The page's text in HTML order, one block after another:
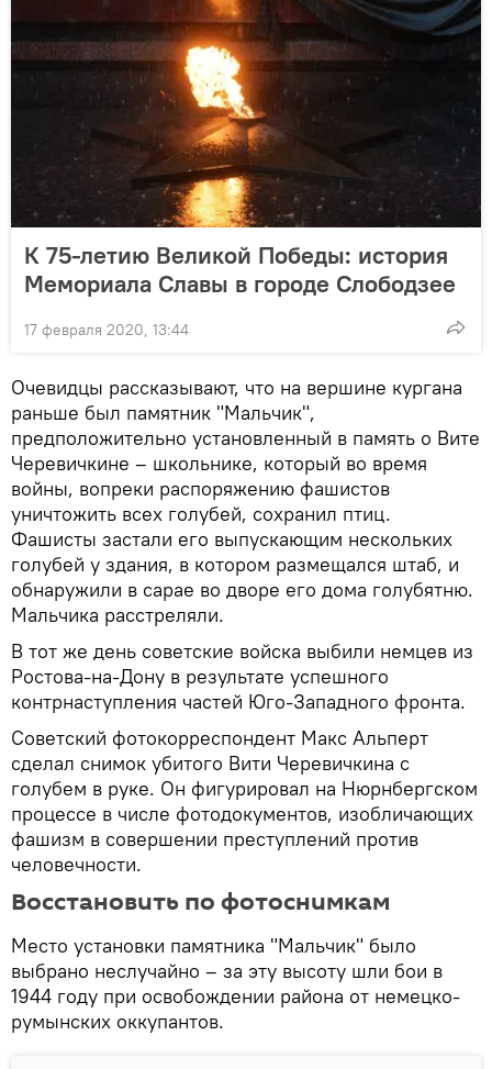
К 75-летию Великой Победы: история
Мемориала Славы в городе Слободзее
17 февраля 2020, 13:44
Очевидцы рассказывают, что на вершине кургана
раньше был памятник "Мальчик",
предположительно установленный в память о Вите
Черевичкине – школьнике, который во время
войны, вопреки распоряжению фашистов
уничтожить всех голубей, сохранил птиц.
Фашисты застали его выпускающим нескольких
голубей у здания, в котором размещался штаб, и
обнаружили в сарае во дворе его дома голубятню.
Мальчика расстреляли.
В тот же день советские войска выбили немцев из
Ростова-на-Дону в результате успешного
контрнаступления частей Юго-Западного фронта.
Советский фотокорреспондент Макс Альперт
сделал снимок убитого Вити Черевичкина с
голубем в руке. Он фигурировал на Нюрнбергском
процессе в числе фотодокументов, изобличающих
фашизм в совершении преступлений против
человечности.
Восстановить по фотоснимкам
Место установки памятника "Мальчик" было
выбрано неслучайно – за эту высоту шли бои в
1944 году при освобождении района от немецко-
румынских оккупантов.